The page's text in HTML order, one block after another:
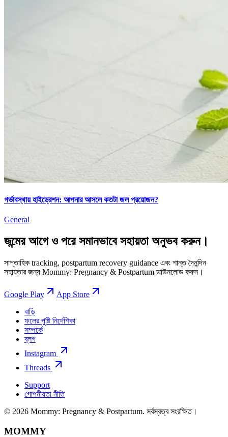
গর্ভাবস্থায় হাইড্রেশন: আপনার আসলে কতটা জল প্রয়োজন?
General
জন্মের আগে ও পরে সমানভাবে সহায়তা অনুভব করুন।
সাপ্তাহিক tracking, postpartum recovery guidance এবং শান্ত দৈনন্দিন
সহায়তার জন্য Mommy: Pregnancy & Postpartum ডাউনলোড করুন।
Google Play
App Store
বাড়ি
ফলের পুষ্টি নির্দেশিকা
সম্পর্কে
ব্লগ
Instagram
Threads
Support
গোপনীয়তা নীতি
© 2026 Mommy: Pregnancy & Postpartum. সর্বস্বত্ব সংরক্ষিত।
MOMMY